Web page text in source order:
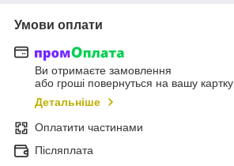
Умови оплати
Ви отримаєте замовлення
або гроші повернуться на вашу картку
Детальніше
Оплатити частинами
Післяплата